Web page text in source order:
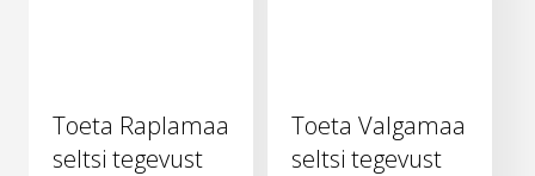
Toeta Raplamaa
seltsi tegevust
Toeta Valgamaa
seltsi tegevust